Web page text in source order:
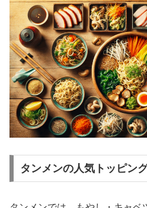
タンメンの人気トッピン